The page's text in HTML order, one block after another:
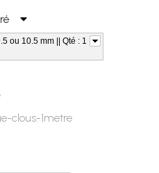
ou 10.5 mm || Qté : 1
clous-1metre